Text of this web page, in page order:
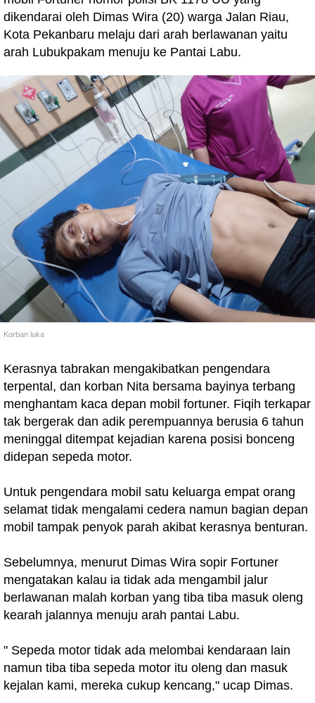
dikendarai oleh Dimas Wira (20) warga Jalan Riau,
Kota Pekanbaru melaju dari arah berlawanan yaitu
arah Lubukpakam menuju ke Pantai Labu.
Korban luka
Kerasnya tabrakan mengakibatkan pengendara
terpental, dan korban Nita bersama bayinya terbang
menghantam kaca depan mobil fortuner. Fiqih terkapar
tak bergerak dan adik perempuannya berusia 6 tahun
meninggal ditempat kejadian karena posisi bonceng
didepan sepeda motor.
Untuk pengendara mobil satu keluarga empat orang
selamat tidak mengalami cedera namun bagian depan
mobil tampak penyok parah akibat kerasnya benturan.
Sebelumnya, menurut Dimas Wira sopir Fortuner
mengatakan kalau ia tidak ada mengambil jalur
berlawanan malah korban yang tiba tiba masuk oleng
kearah jalannya menuju arah pantai Labu.
" Sepeda motor tidak ada melombai kendaraan lain
namun tiba tiba sepeda motor itu oleng dan masuk
kejalan kami, mereka cukup kencang," ucap Dimas.